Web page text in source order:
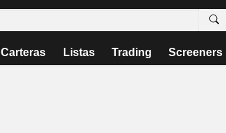
Carteras Listas Trading Screeners